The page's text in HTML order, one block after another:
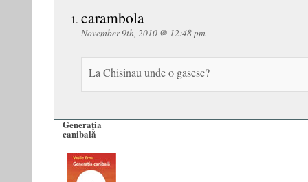
carambola
November 9th, 2010 @ 12:48 pm
La Chisinau unde o gasesc?
Generaţia
canibală